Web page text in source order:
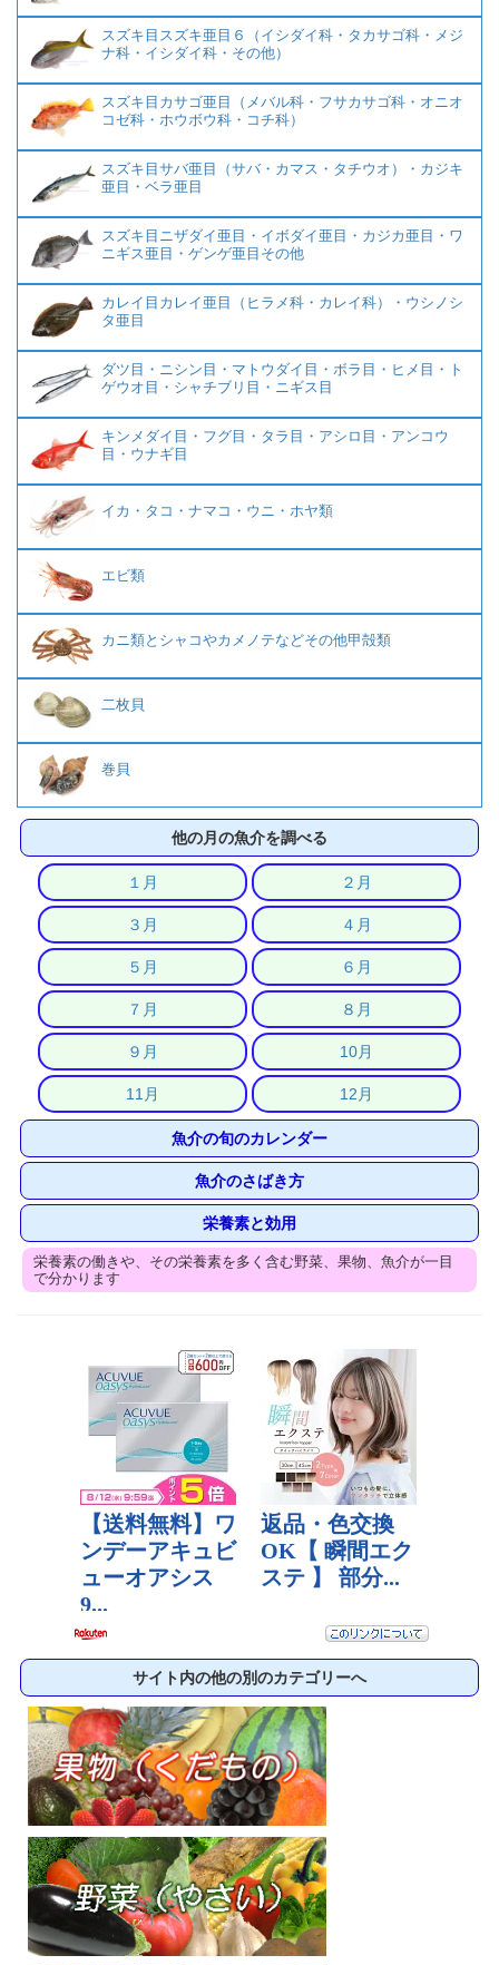
スズキ目スズキ亜目６（イシダイ科・タカサゴ科・メジ
ナ科・イシダイ科・その他）
スズキ目カサゴ亜目（メバル科・フサカサゴ科・オニオ
コゼ科・ホウボウ科・コチ科）
スズキ目サバ亜目（サバ・カマス・タチウオ）・カジキ
亜目・ベラ亜目
スズキ目ニザダイ亜目・イボダイ亜目・カジカ亜目・ワ
ニギス亜目・ゲンゲ亜目その他
カレイ目カレイ亜目（ヒラメ科・カレイ科）・ウシノシ
タ亜目
ダツ目・ニシン目・マトウダイ目・ボラ目・ヒメ目・ト
ゲウオ目・シャチブリ目・ニギス目
キンメダイ目・フグ目・タラ目・アシロ目・アンコウ
目・ウナギ目
イカ・タコ・ナマコ・ウニ・ホヤ類
エビ類
カニ類とシャコやカメノテなどその他甲殻類
二枚貝
巻貝
他の月の魚介を調べる
１月 ２月
３月 ４月
５月 ６月
７月 ８月
９月 10月
11月 12月
魚介の旬のカレンダー
魚介のさばき方
栄養素と効用
栄養素の働きや、その栄養素を多く含む野菜、果物、魚介が一目
で分かります
サイト内の他の別のカテゴリーへ